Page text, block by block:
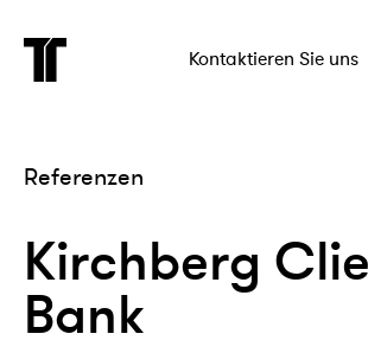
Kontaktieren Sie uns
Referenzen
Kirchberg
Bank